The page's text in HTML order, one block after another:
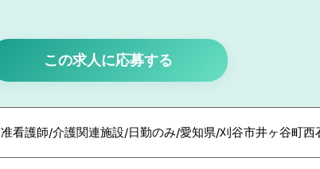
この求人に応募する
准看護師/介護関連施設/日勤のみ/愛知県/刈谷市井ヶ谷町西